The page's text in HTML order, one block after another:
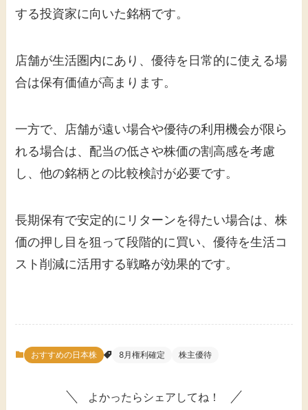
する投資家に向いた銘柄です。
店舗が生活圏内にあり、優待を日常的に使える場
合は保有価値が高まります。
一方で、店舗が遠い場合や優待の利用機会が限ら
れる場合は、配当の低さや株価の割高感を考慮
し、他の銘柄との比較検討が必要です。
長期保有で安定的にリターンを得たい場合は、株
価の押し目を狙って段階的に買い、優待を生活コ
スト削減に活用する戦略が効果的です。
おすすめの日本株 8月権利確定 株主優待
よかったらシェアしてね！